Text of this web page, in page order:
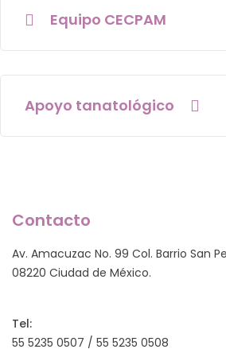
Equipo CECPAM
Apoyo tanatológico
Contacto
Av. Amacuzac No. 99 Col. Barrio San
08220 Ciudad de México.
Tel:
55 5235 0507 / 55 5235 0508